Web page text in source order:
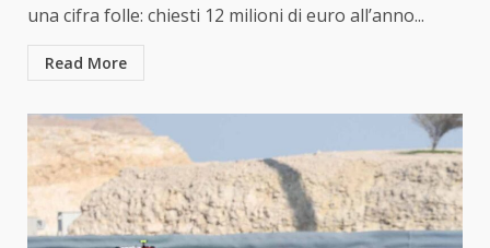
una cifra folle: chiesti 12 milioni di euro all’anno...
Read More